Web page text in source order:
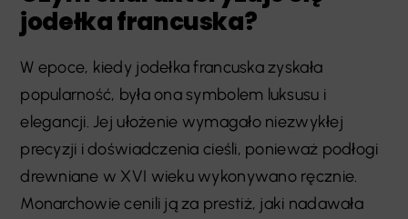
jodełka francuska?
W epoce, kiedy jodełka francuska zyskała
popularność, była ona symbolem luksusu i
elegancji. Jej ułożenie wymagało niezwykłej
precyzji i doświadczenia cieśli, ponieważ podłogi
drewniane w XVI wieku wykonywano ręcznie.
Monarchowie cenili ją za prestiż, jaki nadawała